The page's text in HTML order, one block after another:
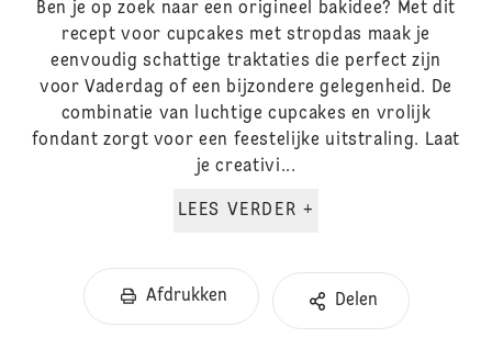
Ben je op zoek naar een origineel bakidee? Met dit
recept voor cupcakes met stropdas maak je
eenvoudig schattige traktaties die perfect zijn
voor Vaderdag of een bijzondere gelegenheid. De
combinatie van luchtige cupcakes en vrolijk
fondant zorgt voor een feestelijke uitstraling. Laat
je creativi...
LEES VERDER +
Afdrukken Delen